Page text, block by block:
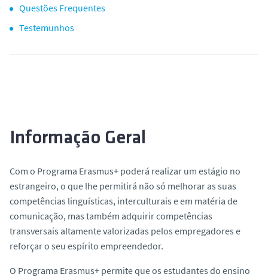
Questões Frequentes
Testemunhos
Informação Geral
Com o Programa Erasmus+ poderá realizar um estágio no
estrangeiro, o que lhe permitirá não só melhorar as suas
competências linguísticas, interculturais e em matéria de
comunicação, mas também adquirir competências
transversais altamente valorizadas pelos empregadores e
reforçar o seu espírito empreendedor.
O Programa Erasmus+ permite que os estudantes do ensino